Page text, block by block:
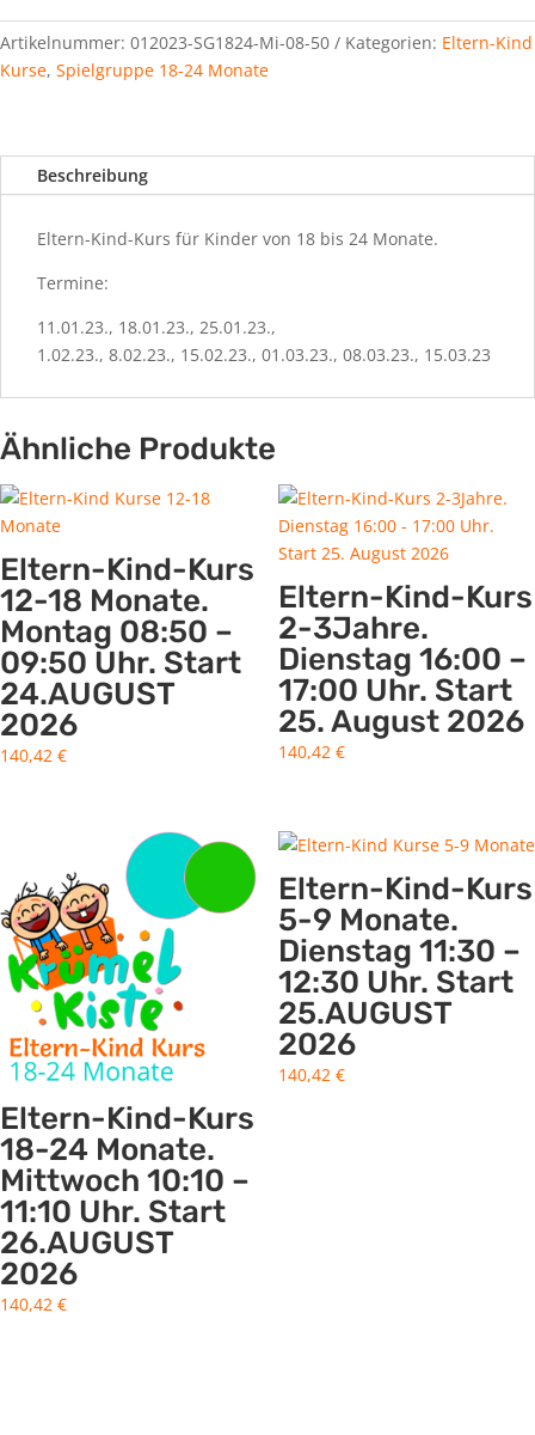
Artikelnummer: 012023-SG1824-Mi-08-50 Kategorien: Eltern-Kind
Kurse, Spielgruppe 18-24 Monate
Beschreibung
Eltern-Kind-Kurs für Kinder von 18 bis 24 Monate.
Termine:
11.01.23., 18.01.23., 25.01.23.,
1.02.23., 8.02.23., 15.02.23., 01.03.23., 08.03.23., 15.03.23
Ähnliche Produkte
Eltern-Kind-Kurs
12-18 Monate.
Montag 08:50 –
09:50 Uhr. Start
24.AUGUST
2026
140,42 €
Eltern-Kind-Kurs
2-3Jahre.
Dienstag 16:00 –
17:00 Uhr. Start
25. August 2026
140,42 €
Eltern-Kind-Kurs
18-24 Monate.
Mittwoch 10:10 –
11:10 Uhr. Start
26.AUGUST
2026
140,42 €
Eltern-Kind-Kurs
5-9 Monate.
Dienstag 11:30 –
12:30 Uhr. Start
25.AUGUST
2026
140,42 €